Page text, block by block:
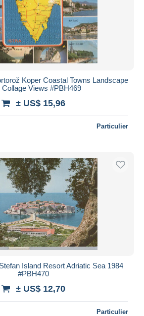
Koper Coastal Towns Landscape
Collage Views #PBH469
± US$ 15,96
Particulier
Island Resort Adriatic Sea 1984
#PBH470
± US$ 12,70
Particulier